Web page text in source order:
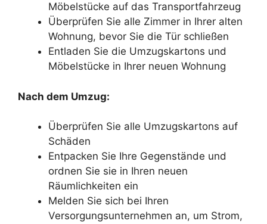
Möbelstücke auf das Transportfahrzeug
Überprüfen Sie alle Zimmer in Ihrer alten
Wohnung, bevor Sie die Tür schließen
Entladen Sie die Umzugskartons und
Möbelstücke in Ihrer neuen Wohnung
Nach dem Umzug:
Überprüfen Sie alle Umzugskartons auf
Schäden
Entpacken Sie Ihre Gegenstände und
ordnen Sie sie in Ihren neuen
Räumlichkeiten ein
Melden Sie sich bei Ihren
Versorgungsunternehmen an, um Strom,